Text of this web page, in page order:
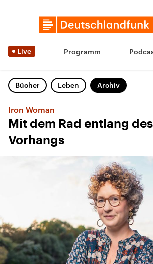
Live Programm
Bücher Leben Archiv
Iron Woman
Mit dem Rad entlang
Vorhangs